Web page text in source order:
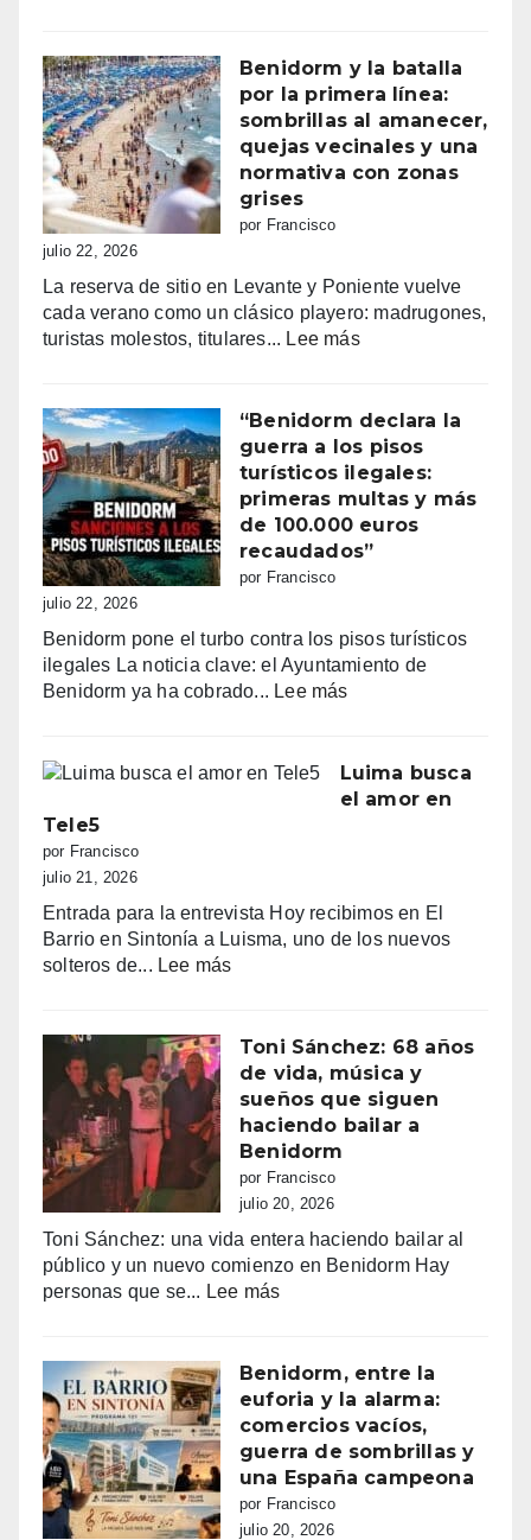
patronales
Consulta
la
programación
completa
de
Cristianos
de
Villajoyosa
Benidorm y la batalla
por la primera línea:
sombrillas al amanecer,
quejas vecinales y una
normativa con zonas
grises
por Francisco
julio 22, 2026
La reserva de sitio en Levante y Poniente vuelve
cada verano como un clásico playero: madrugones,
turistas molestos, titulares... Lee más:
la
batalla
por
la
primera
línea:
quejas
vecinales
con
zonas
“Benidorm declara la
guerra a los pisos
turísticos ilegales:
primeras multas y más
de 100.000 euros
recaudados”
por Francisco
julio 22, 2026
Benidorm pone el turbo contra los pisos turísticos
ilegales La noticia clave: el Ayuntamiento de
Benidorm ya ha cobrado... Lee más:
la
guerra
ilegales:
primeras
de
100.000
euros
recaudados”
Luima busca
el amor en
Tele5
por Francisco
julio 21, 2026
Entrada para la entrevista Hoy recibimos en El
Barrio en Sintonía a Luisma, uno de los nuevos
solteros de... Lee más:
el
amor
en
Tele5
Toni Sánchez: 68 años
de vida, música y
sueños que siguen
haciendo bailar a
Benidorm
por Francisco
julio 20, 2026
Toni Sánchez: una vida entera haciendo bailar al
público y un nuevo comienzo en Benidorm Hay
personas que se... Lee más:
68
años
de
vida,
música
y
sueños
Benidorm, entre la
euforia y la alarma:
comercios vacíos,
guerra de sombrillas y
una España campeona
por Francisco
julio 20, 2026